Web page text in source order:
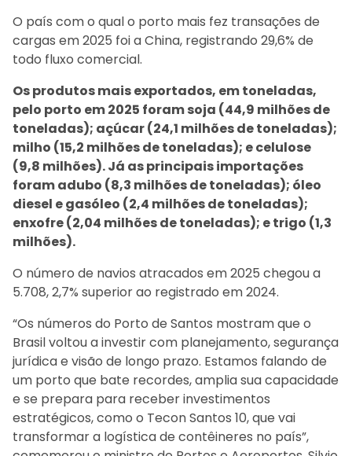
O país com o qual o porto mais fez transações de
cargas em 2025 foi a China, registrando 29,6% de
todo fluxo comercial.
Os produtos mais exportados, em toneladas,
pelo porto em 2025 foram soja (44,9 milhões de
toneladas); açúcar (24,1 milhões de toneladas);
milho (15,2 milhões de toneladas); e celulose
(9,8 milhões). Já as principais importações
foram adubo (8,3 milhões de toneladas); óleo
diesel e gasóleo (2,4 milhões de toneladas);
enxofre (2,04 milhões de toneladas); e trigo (1,3
milhões).
O número de navios atracados em 2025 chegou a
5.708, 2,7% superior ao registrado em 2024.
“Os números do Porto de Santos mostram que o
Brasil voltou a investir com planejamento, segurança
jurídica e visão de longo prazo. Estamos falando de
um porto que bate recordes, amplia sua capacidade
e se prepara para receber investimentos
estratégicos, como o Tecon Santos 10, que vai
transformar a logística de contêineres no país”,